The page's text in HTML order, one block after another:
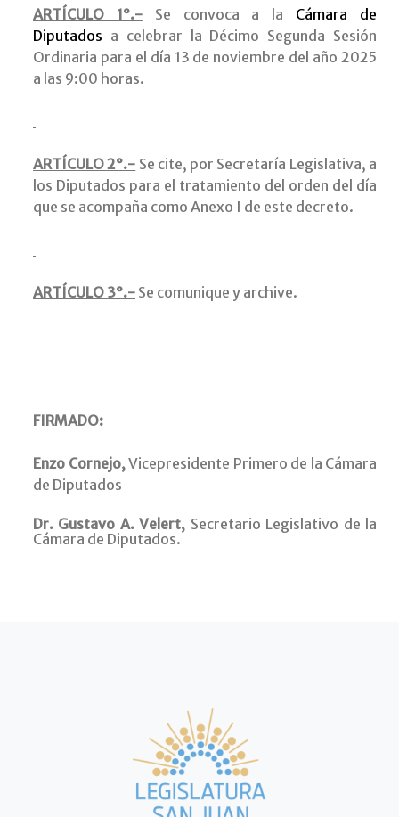
ARTÍCULO 1°.-Se convoca a la Cámara de
Diputados a celebrar la Décimo Segunda Sesión
Ordinaria para el día 13 de noviembre del año 2025
a las 9:00 horas.
ARTÍCULO 2°.- Se cite, por Secretaría Legislativa, a
los Diputados para el tratamiento del orden del día
que se acompaña como Anexo I de este decreto.
ARTÍCULO 3°.- Se comunique y archive.
FIRMADO:
Enzo Cornejo, Vicepresidente Primero de la Cámara
de Diputados
Dr. Gustavo A. Velert, Secretario Legislativo de la
Cámara de Diputados.